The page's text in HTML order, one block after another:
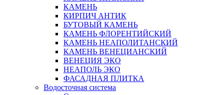
КАМЕНЬ
КИРПИЧ АНТИК
БУТОВЫЙ КАМЕНЬ
КАМЕНЬ ФЛОРЕНТИЙСКИЙ
КАМЕНЬ НЕАПОЛИТАНСКИЙ
КАМЕНЬ ВЕНЕЦИАНСКИЙ
ВЕНЕЦИЯ ЭКО
НЕАПОЛЬ ЭКО
ФАСАДНАЯ ПЛИТКА
Водосточная система